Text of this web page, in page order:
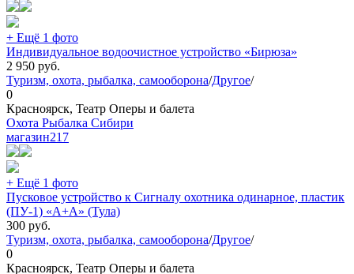
+ Ещё 1 фото
Индивидуальное водоочистное устройство «Бирюза»
2 950 руб.
Туризм, охота, рыбалка, самооборона/Другое/
0
Красноярск, Театр Оперы и балета
Охота Рыбалка Сибири
магазин217
+ Ещё 1 фото
Пусковое устройство к Сигналу охотника одинарное, пластик
(ПУ‑1) «А+А» (Тула)
300 руб.
Туризм, охота, рыбалка, самооборона/Другое/
0
Красноярск, Театр Оперы и балета